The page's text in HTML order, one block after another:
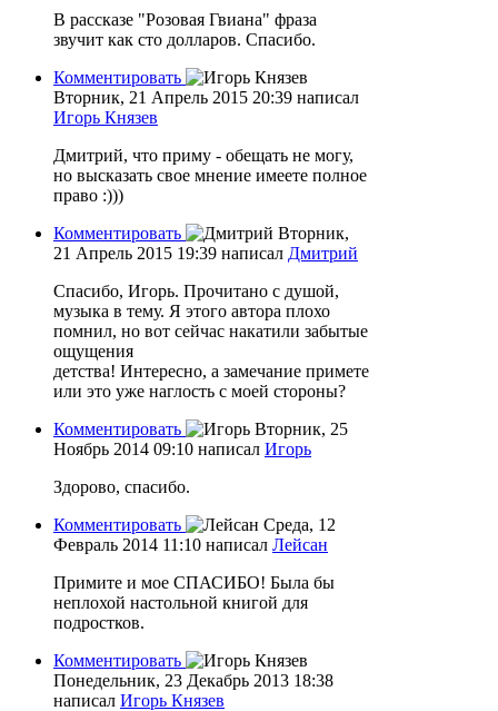
В рассказе "Розовая Гвиана" фраза
звучит как сто долларов. Спасибо.
Комментировать
Вторник, 21 Апрель 2015 20:39 написал
Игорь Князев
Дмитрий, что приму - обещать не могу,
но высказать свое мнение имеете полное
право :)))
Комментировать
Вторник,
21 Апрель 2015 19:39 написал Дмитрий
Спасибо, Игорь. Прочитано с душой,
музыка в тему. Я этого автора плохо
помнил, но вот сейчас накатили забытые
ощущения
детства! Интересно, а замечание примете
или это уже наглость с моей стороны?
Комментировать
Вторник, 25
Ноябрь 2014 09:10 написал Игорь
Здорово, спасибо.
Комментировать
Среда, 12
Февраль 2014 11:10 написал Лейсан
Примите и мое СПАСИБО! Была бы
неплохой настольной книгой для
подростков.
Комментировать
Понедельник, 23 Декабрь 2013 18:38
написал Игорь Князев